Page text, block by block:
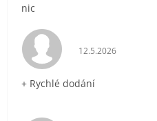
nic
Hodnocení
12.5.2026
+ Rychlé dodání